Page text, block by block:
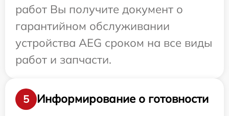
работ Вы получите документ о
гарантийном обслуживании
устройства AEG сроком на все виды
работ и запчасти.
5
Информирование о готовности